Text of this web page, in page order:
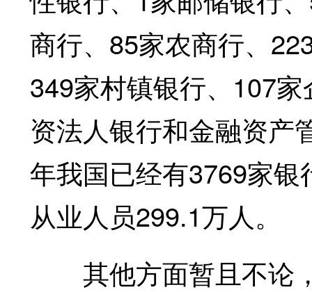
商行、85家农商行、
349家村镇银行、107
资法人银行和金融资产
年我国已经有3769家
从业人员299.1万人。
其他方面暂且不论